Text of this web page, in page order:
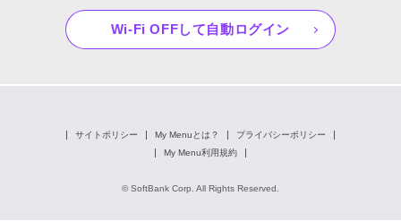
Wi-Fi OFFして自動ログイン
サイトポリシー My Menuとは？
プライバシーポリシー
My Menu利用規約
© SoftBank Corp. All Rights Reserved.